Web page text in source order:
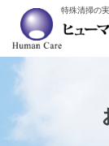
特殊清掃の